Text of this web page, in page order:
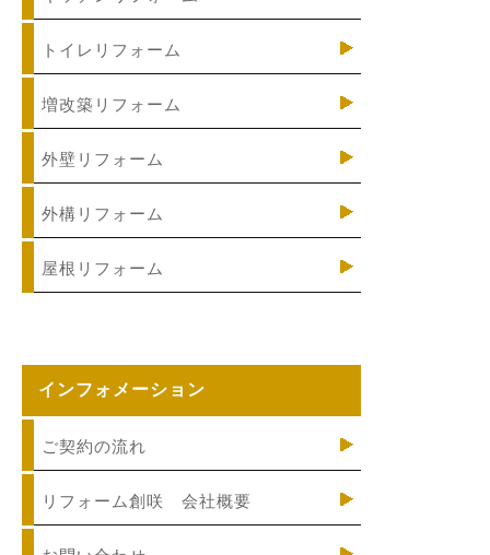
トイレリフォーム
増改築リフォーム
外壁リフォーム
外構リフォーム
屋根リフォーム
インフォメーション
ご契約の流れ
リフォーム創咲 会社概要